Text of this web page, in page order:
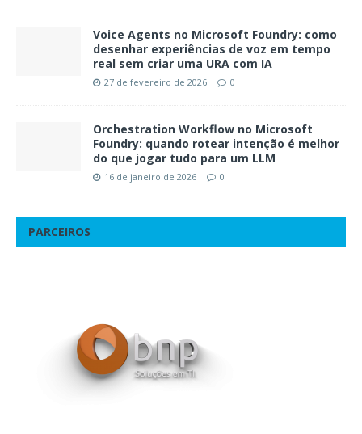
Voice Agents no Microsoft Foundry: como
desenhar experiências de voz em tempo
real sem criar uma URA com IA
27 de fevereiro de 2026 0
Orchestration Workflow no Microsoft
Foundry: quando rotear intenção é melhor
do que jogar tudo para um LLM
16 de janeiro de 2026 0
PARCEIROS